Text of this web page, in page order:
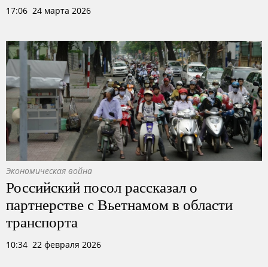
17:06 24 марта 2026
Экономическая война
Российский посол рассказал о
партнерстве с Вьетнамом в области
транспорта
10:34 22 февраля 2026